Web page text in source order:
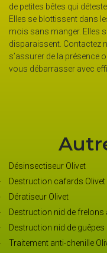
actives la nuit.
passer des
rapidement et
45 pour
Nous pouvons
premier
stade
Avec
Désinsectiseur Olivet
Destruction cafards Olivet
Dératiseur Olivet
Destruction nid de frelons
Destruction nid de guêpes
Traitement anti-chenille